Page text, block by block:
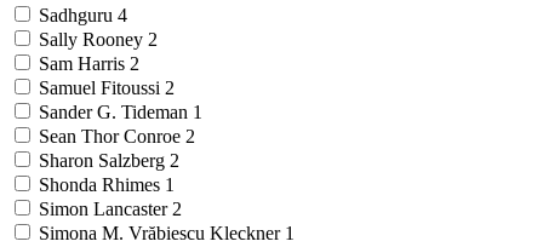
Sadhguru 4
Sally Rooney 2
Sam Harris 2
Samuel Fitoussi 2
Sander G. Tideman 1
Sean Thor Conroe 2
Sharon Salzberg 2
Shonda Rhimes 1
Simon Lancaster 2
Simona M. Vrăbiescu Kleckner 1